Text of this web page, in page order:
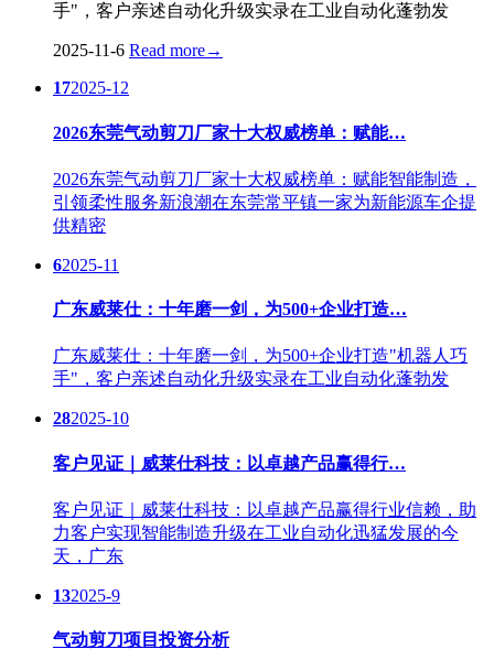
手"，客户亲述自动化升级实录在工业自动化蓬勃发
2025-11-6 Read more→
172025-12
2026东莞气动剪刀厂家十大权威榜单：赋能…
2026东莞气动剪刀厂家十大权威榜单：赋能智能制造，
引领柔性服务新浪潮在东莞常平镇一家为新能源车企提
供精密
62025-11
广东威莱仕：十年磨一剑，为500+企业打造…
广东威莱仕：十年磨一剑，为500+企业打造"机器人巧
手"，客户亲述自动化升级实录在工业自动化蓬勃发
282025-10
客户见证｜威莱仕科技：以卓越产品赢得行…
客户见证｜威莱仕科技：以卓越产品赢得行业信赖，助
力客户实现智能制造升级在工业自动化迅猛发展的今
天，广东
132025-9
气动剪刀项目投资分析